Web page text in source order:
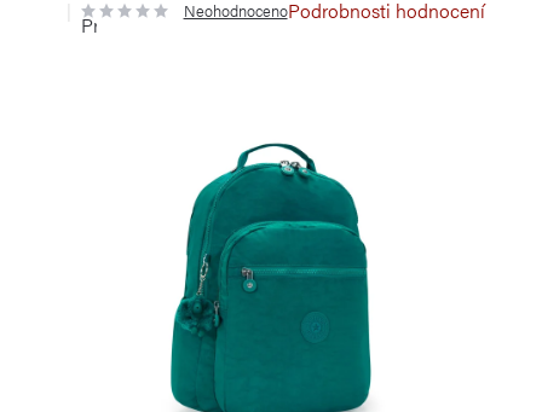
Průměrné
hodnocení
NeohodnocenoPodrobnosti hodnocení